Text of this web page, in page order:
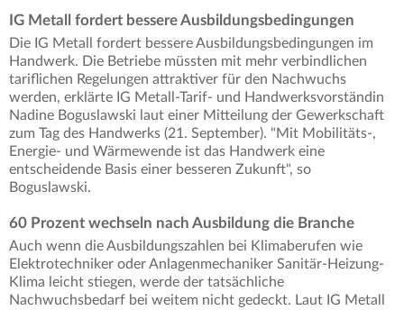
IG Metall fordert bessere Ausbildungsbedingungen
Die IG Metall fordert bessere Ausbildungsbedingungen im
Handwerk. Die Betriebe müssten mit mehr verbindlichen
tariflichen Regelungen attraktiver für den Nachwuchs
werden, erklärte IG Metall-Tarif- und Handwerksvorständin
Nadine Boguslawski laut einer Mitteilung der Gewerkschaft
zum Tag des Handwerks (21. September). "Mit Mobilitäts-,
Energie- und Wärmewende ist das Handwerk eine
entscheidende Basis einer besseren Zukunft", so
Boguslawski.
60 Prozent wechseln nach Ausbildung die Branche
Auch wenn die Ausbildungszahlen bei Klimaberufen wie
Elektrotechniker oder Anlagenmechaniker Sanitär-Heizung-
Klima leicht stiegen, werde der tatsächliche
Nachwuchsbedarf bei weitem nicht gedeckt. Laut IG Metall